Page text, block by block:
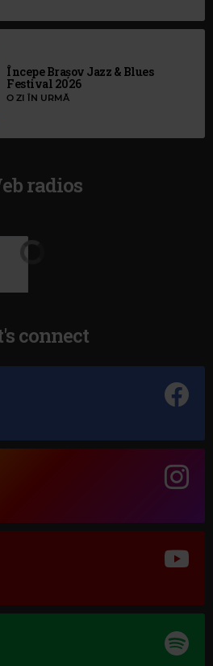
Începe Brașov Jazz & Blues
Festival 2026
O ZI ÎN URMĂ
radios
connect